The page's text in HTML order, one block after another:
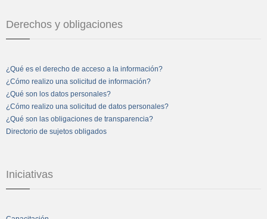
Derechos y obligaciones
¿Qué es el derecho de acceso a la información?
¿Cómo realizo una solicitud de información?
¿Qué son los datos personales?
¿Cómo realizo una solicitud de datos personales?
¿Qué son las obligaciones de transparencia?
Directorio de sujetos obligados
Iniciativas